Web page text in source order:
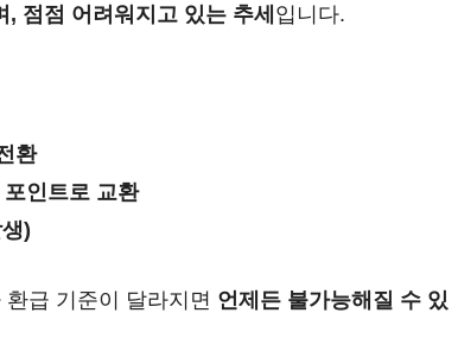
점점 어려워지고 있는 추세 입니다.
환
인트로 교환
)
급 기준이 달라지면 언제든 불가능해질 수 있